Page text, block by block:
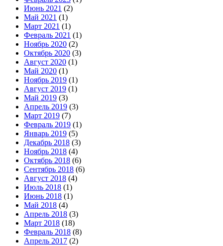
Июнь 2021 (2)
Май 2021 (1)
Март 2021 (1)
Февраль 2021 (1)
Ноябрь 2020 (2)
Октябрь 2020 (3)
Август 2020 (1)
Май 2020 (1)
Ноябрь 2019 (1)
Август 2019 (1)
Май 2019 (3)
Апрель 2019 (3)
Март 2019 (7)
Февраль 2019 (1)
Январь 2019 (5)
Декабрь 2018 (3)
Ноябрь 2018 (4)
Октябрь 2018 (6)
Сентябрь 2018 (6)
Август 2018 (4)
Июль 2018 (1)
Июнь 2018 (1)
Май 2018 (4)
Апрель 2018 (3)
Март 2018 (18)
Февраль 2018 (8)
Апрель 2017 (2)